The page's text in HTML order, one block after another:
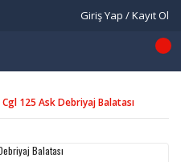
Giriş Yap / Kayıt Ol
Cgl 125 Ask Debriyaj Balatası